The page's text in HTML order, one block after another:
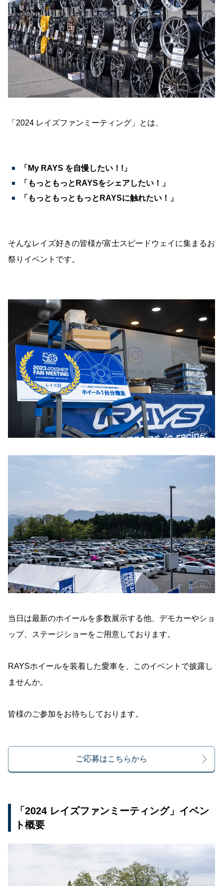
「2024 レイズファンミーティング」とは、
「My RAYS を自慢したい！!」
「もっともっとRAYSをシェアしたい！」
「もっともっともっとRAYSに触れたい！」
そんなレイズ好きの皆様が富士スピードウェイに集まるお
祭りイベントです。
当日は最新のホイールを多数展示する他、デモカーやショ
ップ、ステージショーをご用意しております。
RAYSホイールを装着した愛車を、このイベントで披露し
ませんか。
皆様のご参加をお待ちしております。
ご応募はこちらから
「2024 レイズファンミーティング」イベン
ト概要